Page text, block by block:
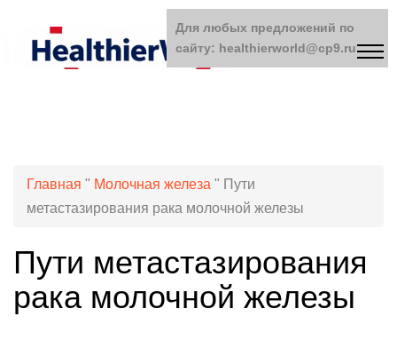
Главная " Молочная железа " Пути
метастазирования рака молочной железы
Пути метастазирования
рака молочной железы
Для любых предложений по
сайту: healthierworld@cp9.ru